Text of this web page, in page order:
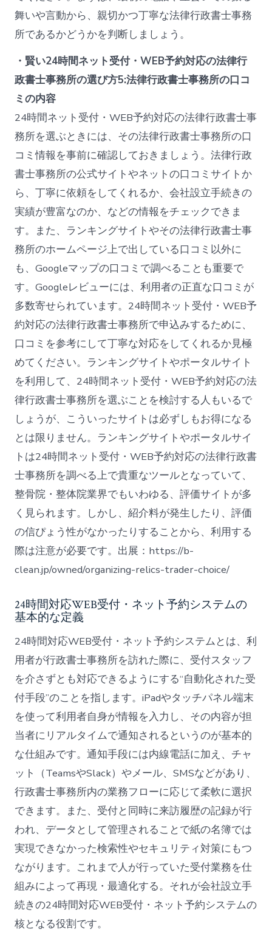
舞いや言動から、親切かつ丁寧な法律行政書士事務
所であるかどうかを判断しましょう。
・賢い24時間ネット受付・WEB予約対応の法律行
政書士事務所の選び方5:法律行政書士事務所の口コ
ミの内容
24時間ネット受付・WEB予約対応の法律行政書士事
務所を選ぶときには、その法律行政書士事務所の口
コミ情報を事前に確認しておきましょう。法律行政
書士事務所の公式サイトやネットの口コミサイトか
ら、丁寧に依頼をしてくれるか、会社設立手続きの
実績が豊富なのか、などの情報をチェックできま
す。また、ランキングサイトやその法律行政書士事
務所のホームページ上で出している口コミ以外に
も、Googleマップの口コミで調べることも重要で
す。Googleレビューには、利用者の正直な口コミが
多数寄せられています。24時間ネット受付・WEB予
約対応の法律行政書士事務所で申込みするために、
口コミを参考にして丁寧な対応をしてくれるか見極
めてください。ランキングサイトやポータルサイト
を利用して、24時間ネット受付・WEB予約対応の法
律行政書士事務所を選ぶことを検討する人もいるで
しょうが、こういったサイトは必ずしもお得になる
とは限りません。ランキングサイトやポータルサイ
トは24時間ネット受付・WEB予約対応の法律行政書
士事務所を調べる上で貴重なツールとなっていて、
整骨院・整体院業界でもいわゆる、評価サイトが多
く見られます。しかし、紹介料が発生したり、評価
の信ぴょう性がなかったりすることから、利用する
際は注意が必要です。出展：https://b-
clean.jp/owned/organizing-relics-trader-choice/
24時間対応WEB受付・ネット予約システムの
基本的な定義
24時間対応WEB受付・ネット予約システムとは、利
用者が行政書士事務所を訪れた際に、受付スタッフ
を介さずとも対応できるようにする“自動化された受
付手段”のことを指します。iPadやタッチパネル端末
を使って利用者自身が情報を入力し、その内容が担
当者にリアルタイムで通知されるというのが基本的
な仕組みです。通知手段には内線電話に加え、チャ
ット（TeamsやSlack）やメール、SMSなどがあり、
行政書士事務所内の業務フローに応じて柔軟に選択
できます。また、受付と同時に来訪履歴の記録が行
われ、データとして管理されることで紙の名簿では
実現できなかった検索性やセキュリティ対策にもつ
ながります。これまで人が行っていた受付業務を仕
組みによって再現・最適化する。それが会社設立手
続きの24時間対応WEB受付・ネット予約システムの
核となる役割です。